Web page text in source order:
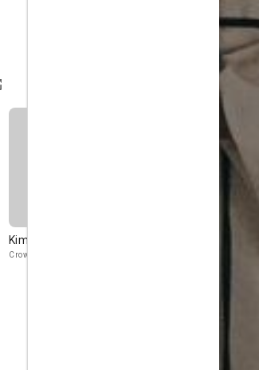
Kim Jun-han
Crown Prince